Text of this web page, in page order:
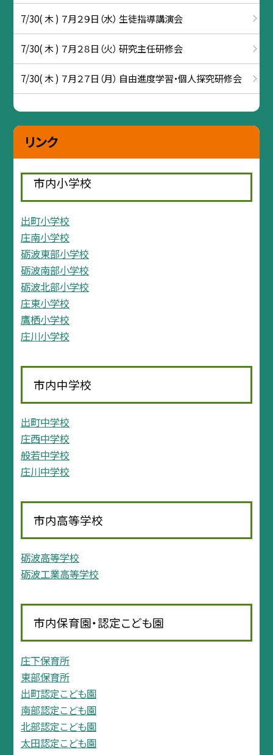
7/30( 木 ) ７月２９日（水） 生徒指導講演会
7/30( 木 ) ７月２８日（火） 研究主任研修会
7/30( 木 ) ７月２７日（月） 自由進度学習・個人探究研修会
リンク
市内小学校
出町小学校
庄南小学校
砺波東部小学校
砺波南部小学校
砺波北部小学校
庄東小学校
鷹栖小学校
庄川小学校
市内中学校
出町中学校
庄西中学校
般若中学校
庄川中学校
市内高等学校
砺波高等学校
砺波工業高等学校
市内保育園・認定こども園
庄下保育所
東部保育所
出町認定こども園
南部認定こども園
北部認定こども園
太田認定こども園